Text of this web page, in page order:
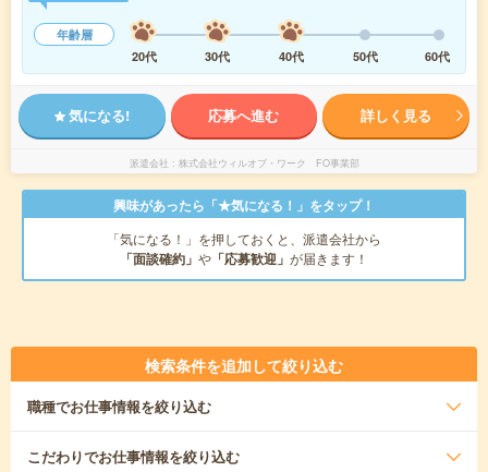
年齢層
20代
30代 40代 50代 60代
気になる! 応募へ進む 詳しく見る
派遣会社 株式会社ウィルオブ・ワーク FO事業部
興味があったら「★気になる！」をタップ！
「気になる！」を押しておくと、派遣会社から
「面談確約」 や 「応募歓迎」 が届きます！
検索条件を追加して絞り込む
職種でお仕事情報を絞り込む
こだわりでお仕事情報を絞り込む